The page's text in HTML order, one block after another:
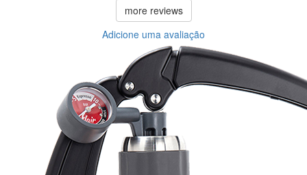
more reviews
Adicione uma avaliação